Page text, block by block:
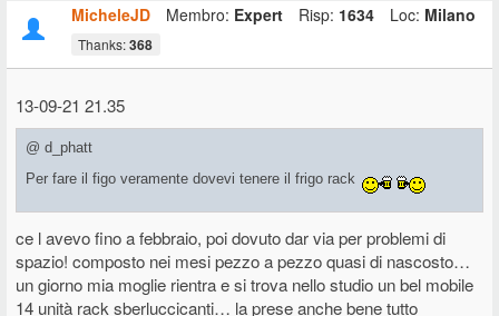
MicheleJD
Membro: Expert Risp: 1634 Loc: Milano
Thanks:368
13-09-21 21.35
@ d_phatt
Per fare il figo veramente dovevi tenere il frigo rack
ce l avevo fino a febbraio, poi dovuto dar via per problemi di
spazio! composto nei mesi pezzo a pezzo quasi di nascosto…
un giorno mia moglie rientra e si trova nello studio un bel mobile
14 unità rack sberluccicanti… la prese anche bene tutto